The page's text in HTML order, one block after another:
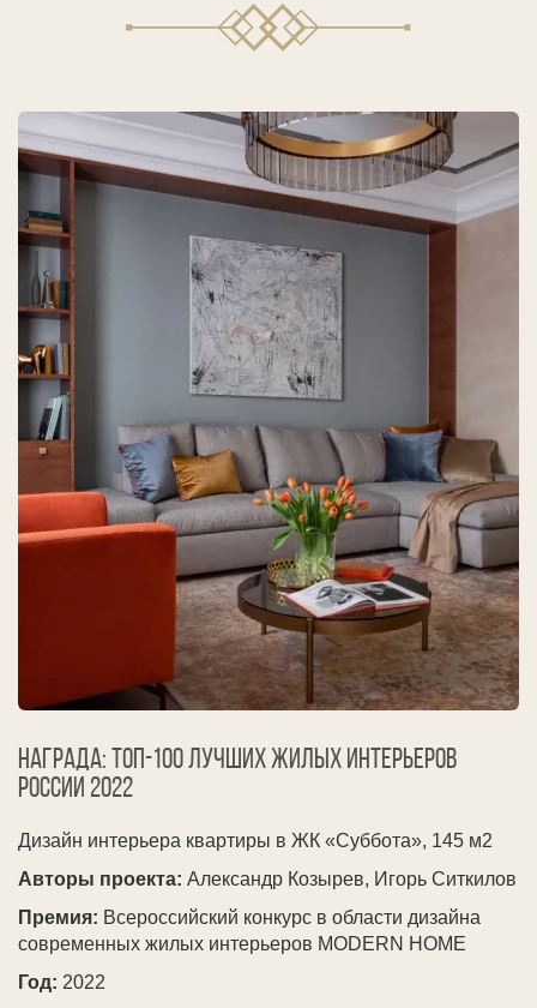
Награда: ТОП-100 лучших жилых интерьеров
России 2022
Дизайн интерьера квартиры в ЖК «Суббота», 145 м2
Авторы проекта: Александр Козырев, Игорь Ситкилов
Премия: Всероссийский конкурс в области дизайна
современных жилых интерьеров MODERN HOME
Год: 2022